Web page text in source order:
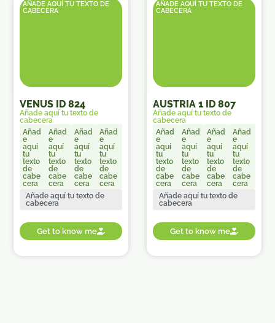
AÑADE AQUÍ TU TEXTO DE
CABECERA
VENUS ID 824
Añade aquí tu texto de
cabecera
Añad
e
aquí
tu
texto
de
cabe
cera
Añad
e
aquí
tu
texto
de
cabe
cera
Añad
e
aquí
tu
texto
de
cabe
cera
Añad
e
aquí
tu
texto
de
cabe
cera
Añade aquí tu texto de
cabecera
Get to know me
AÑADE AQUÍ TU TEXTO DE
CABECERA
AUSTRIA 1 ID 807
Añade aquí tu texto de
cabecera
Añad
e
aquí
tu
texto
de
cabe
cera
Añad
e
aquí
tu
texto
de
cabe
cera
Añad
e
aquí
tu
texto
de
cabe
cera
Añad
e
aquí
tu
texto
de
cabe
cera
Añade aquí tu texto de
cabecera
Get to know me